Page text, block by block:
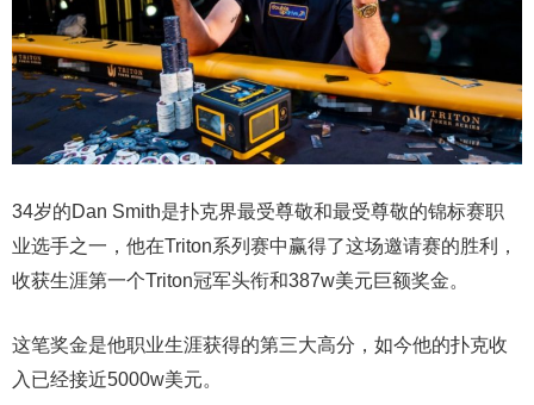
34岁的Dan Smith是扑克界最受尊敬和最受尊敬的锦标赛职
业选手之一，他在Triton系列赛中赢得了这场邀请赛的胜利，
收获生涯第一个Triton冠军头衔和387w美元巨额奖金。
这笔奖金是他职业生涯获得的第三大高分，如今他的扑克收
入已经接近5000w美元。